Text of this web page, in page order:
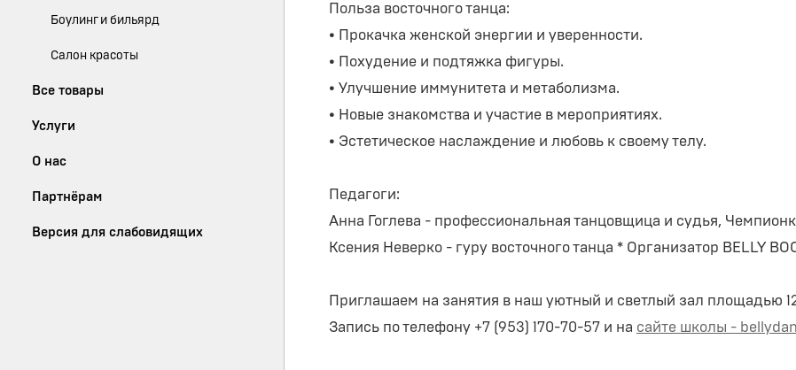
Польза восточного танца:
• Прокачка женской энергии и уверенности.
• Похудение и подтяжка фигуры.
• Улучшение иммунитета и метаболизма.
• Новые знакомства и участие в мероприятиях.
• Эстетическое наслаждение и любовь к своему телу.
Педагоги:
Анна Гоглева - профессиональная танцовщица и судья,
Ксения Неверко - гуру восточного танца * Организатор BELLY
Приглашаем на занятия в наш уютный и светлый зал площадью
Запись по телефону +7 (953) 170-70-57 и на сайте школы -
Боулинг и бильярд
Салон красоты
Все товары
Услуги
О нас
Партнёрам
Версия для слабовидящих